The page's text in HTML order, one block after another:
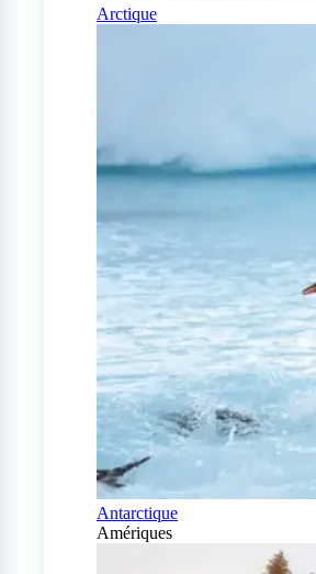
Arctique
Antarctique
Amériques